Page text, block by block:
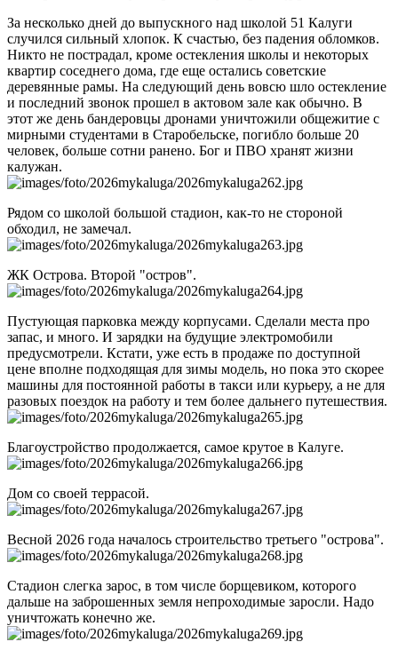
За несколько дней до выпускного над школой 51 Калуги
случился сильный хлопок. К счастью, без падения обломков.
Никто не пострадал, кроме остекления школы и некоторых
квартир соседнего дома, где еще остались советские
деревянные рамы. На следующий день вовсю шло остекление
и последний звонок прошел в актовом зале как обычно. В
этот же день бандеровцы дронами уничтожили общежитие с
мирными студентами в Старобельске, погибло больше 20
человек, больше сотни ранено. Бог и ПВО хранят жизни
калужан.
Рядом со школой большой стадион, как-то не стороной
обходил, не замечал.
ЖК Острова. Второй "остров".
Пустующая парковка между корпусами. Сделали места про
запас, и много. И зарядки на будущие электромобили
предусмотрели. Кстати, уже есть в продаже по доступной
цене вполне подходящая для зимы модель, но пока это скорее
машины для постоянной работы в такси или курьеру, а не для
разовых поездок на работу и тем более дальнего путешествия.
Благоустройство продолжается, самое крутое в Калуге.
Дом со своей террасой.
Весной 2026 года началось строительство третьего "острова".
Стадион слегка зарос, в том числе борщевиком, которого
дальше на заброшенных земля непроходимые заросли. Надо
уничтожать конечно же.